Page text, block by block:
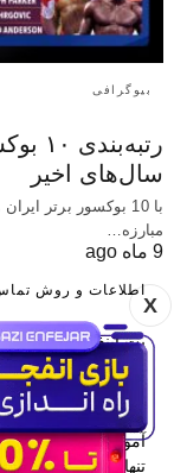
X
بیوگرافی
سال‌های اخیر
با 10 بوکسور برتر
مبارزه…
9 ماه ago
اطلاعات و روش
بت اینفو یکی از
همچنین آموزش پیش
آموزشی در اختیار
تنها راه ارتباطی با